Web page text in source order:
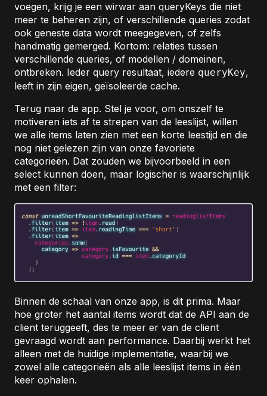
voegen, krijg je een wirwar aan queryKeys die niet
meer te beheren zijn, of verschillende queries zodat
ook geneste data wordt meegegeven, of zelfs
handmatig gemerged. Kortom: relaties tussen
verschillende queries, of modellen / domeinen,
ontbreken. Ieder query resultaat, iedere queryKey,
leeft in zijn eigen, geïsoleerde cache.
Terug naar de app. Stel je voor, om onszelf te
motiveren iets af te strepen van de leeslijst, willen
we alle items laten zien met een korte leestijd en die
nog niet gelezen zijn van onze favoriete
categorieën. Dat zouden we bijvoorbeeld in een
select kunnen doen, maar logischer is waarschijnlijk
met een filter:
Binnen de schaal van onze app, is dit prima. Maar
hoe groter het aantal items wordt dat de API aan de
client teruggeeft, des te meer er van de client
gevraagd wordt aan performance. Daarbij werkt het
alleen met de huidige implementatie, waarbij we
zowel alle categorieën als alle leeslijst items in één
keer ophalen.